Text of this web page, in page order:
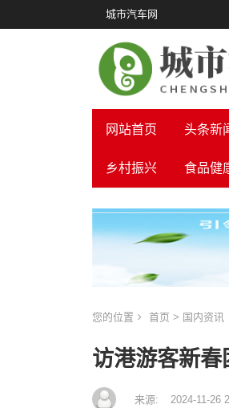
城市汽车网
网站首页 头条新
乡村振兴 食品健
您的位置 首页 > 国内资讯
访港游客新
来源: 2024-11-26